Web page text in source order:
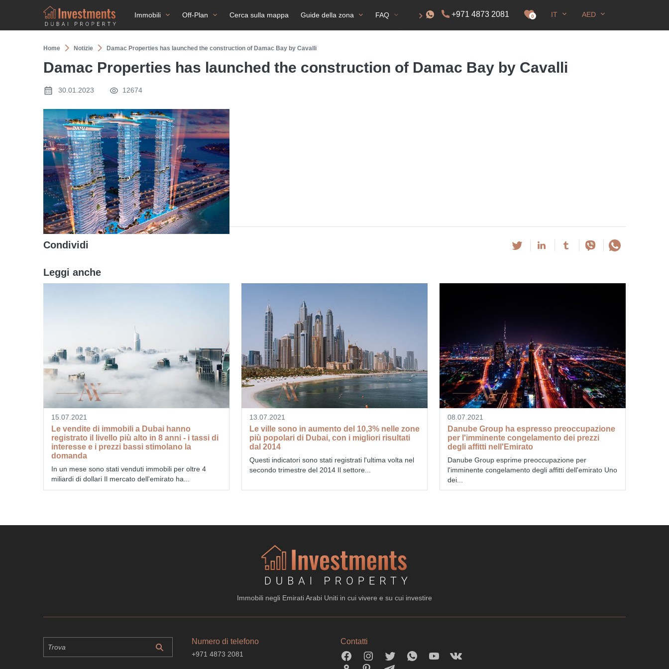
Immobili Off-Plan Cerca sulla mappa Guide della zona FAQ Permesso di soggiorno
+971 4873 2081 0 IT AED
Home Notizie Damac Properties has launched the construction of Damac Bay by Cavalli
Damac Properties has launched the construction of Damac Bay by Cavalli
30.01.2023 12674
Condividi
Leggi anche
15.07.2021
Le vendite di immobili a Dubai hanno
registrato il livello più alto in 8 anni - i tassi di
interesse e i prezzi bassi stimolano la
domanda
In un mese sono stati venduti immobili per oltre 4
miliardi di dollari Il mercato dell'emirato ha...
13.07.2021
Le ville sono in aumento del 10,3% nelle zone
più popolari di Dubai, con i migliori risultati
dal 2014
Questi indicatori sono stati registrati l'ultima volta nel
secondo trimestre del 2014 Il settore...
08.07.2021
Danube Group ha espresso preoccupazione
per l'imminente congelamento dei prezzi
degli affitti nell'Emirato
Danube Group esprime preoccupazione per
l'imminente congelamento degli affitti dell'emirato Uno
dei...
Immobili negli Emirati Arabi Uniti in cui vivere e su cui investire
Numero di telefono
+971 4873 2081
Contatti